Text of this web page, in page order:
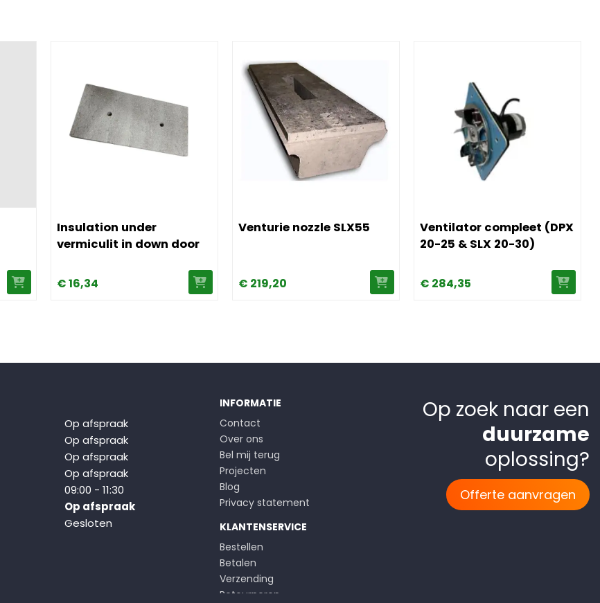
Insulation under
vermiculit in down door
€16,34
Venturie nozzle SLX55
€ 219,20
Ventilator compleet (DPX
20-25 & SLX 20-30)
€ 284,35
Op afspraak
Op afspraak
Op afspraak
Op afspraak
09:00 - 11:30
Op afspraak
Gesloten
INFORMATIE
Contact
Over ons
Bel mij terug
Projecten
Blog
Privacy statement
KLANTENSERVICE
Bestellen
Betalen
Verzending
Retourneren
Op zoek naar een
duurzame
oplossing?
Offerte aanvragen